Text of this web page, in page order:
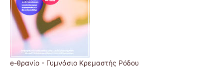
e-θρανίο - Γυμνάσιο Κρεμαστής Ρόδου